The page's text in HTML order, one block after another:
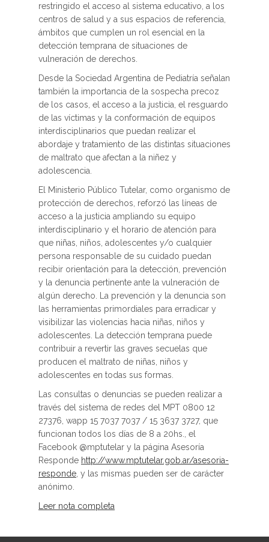
restringido el acceso al sistema educativo, a los
centros de salud y a sus espacios de referencia,
ámbitos que cumplen un rol esencial en la
detección temprana de situaciones de
vulneración de derechos.
Desde la Sociedad Argentina de Pediatría señalan
también la importancia de la sospecha precoz
de los casos, el acceso a la justicia, el resguardo
de las víctimas y la conformación de equipos
interdisciplinarios que puedan realizar el
abordaje y tratamiento de las distintas situaciones
de maltrato que afectan a la niñez y
adolescencia.
El Ministerio Público Tutelar, como organismo de
protección de derechos, reforzó las líneas de
acceso a la justicia ampliando su equipo
interdisciplinario y el horario de atención para
que niñas, niños, adolescentes y/o cualquier
persona responsable de su cuidado puedan
recibir orientación para la detección, prevención
y la denuncia pertinente ante la vulneración de
algún derecho. La prevención y la denuncia son
las herramientas primordiales para erradicar y
visibilizar las violencias hacia niñas, niños y
adolescentes. La detección temprana puede
contribuir a revertir las graves secuelas que
producen el maltrato de niñas, niños y
adolescentes en todas sus formas.
Las consultas o denuncias se pueden realizar a
través del sistema de redes del MPT 0800 12
27376, wapp 15 7037 7037 / 15 3637 3727, que
funcionan todos los días de 8 a 20hs., el
Facebook @mptutelar y la página Asesoría
Responde http://www.mptutelar.gob.ar/asesoria-
responde , y las mismas pueden ser de carácter
anónimo.
Leer nota completa